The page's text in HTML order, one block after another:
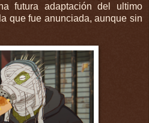
futura adaptación del ultimo
que fue anunciada, aunque sin